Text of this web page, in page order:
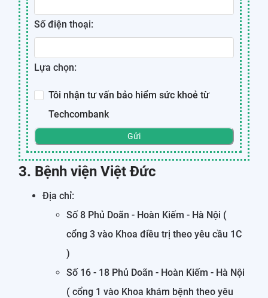
Số điện thoại:
Lựa chọn:
Tôi nhận tư vấn bảo hiểm sức khoẻ từ
Techcombank
Gửi
3. Bệnh viện Việt Đức
Địa chỉ:
Số 8 Phủ Doãn - Hoàn Kiếm - Hà Nội (
cổng 3 vào Khoa điều trị theo yêu cầu 1C
)
Số 16 - 18 Phủ Doãn - Hoàn Kiếm - Hà Nội
( cổng 1 vào Khoa khám bệnh theo yêu